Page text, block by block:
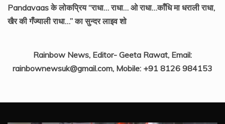
Pandavaas के लोकप्रिय “राधा… राधा… ओ राधा…काँधि मा धराली राधा,
खैर की गँज्याली राधा…” का सुन्दर लाइव शो
Rainbow News, Editor- Geeta Rawat, Email:
rainbownewsuk@gmail.com, Mobile: +91 8126 984153